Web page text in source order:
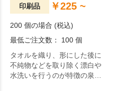
印刷品 ￥225 ~
200 個の場合 (税込)
最低ご注文数： 100 個
タオルを織り、形にした後に
不純物などを取り除く漂白や
水洗いを行うのが特徴の泉州